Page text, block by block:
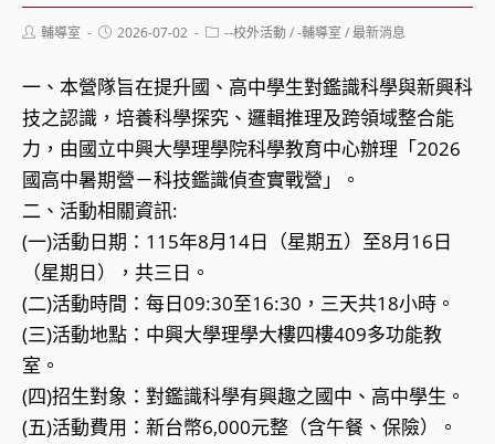
Post輔導室
Post2026-07-02
Post--校外活動/-輔導室 /最新消息
一、本營隊旨在提升國、高中學生對鑑識科學與新興科
技之認識，培養科學探究、邏輯推理及跨領域整合能
力，由國立中興大學理學院科學教育中心辦理「2026
國高中暑期營－科技鑑識偵查實戰營」。
二、活動相關資訊:
(一)活動日期：115年8月14日（星期五）至8月16日
（星期日），共三日。
(二)活動時間：每日09:30至16:30，三天共18小時。
(三)活動地點：中興大學理學大樓四樓409多功能教
室。
(四)招生對象：對鑑識科學有興趣之國中、高中學生。
(五)活動費用：新台幣6,000元整（含午餐、保險）。